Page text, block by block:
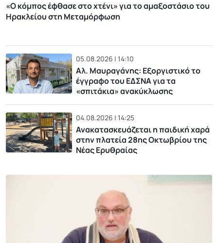
«Ο κόμπος έφθασε στο χτένι» για το αμαξοστάσιο του
Ηρακλείου στη Μεταμόρφωση
05.08.2026 | 14:10
Αλ. Μαυραγάνης: Εξοργιστικό το
έγγραφο του ΕΔΣΝΑ για τα
«σπιτάκια» ανακύκλωσης
04.08.2026 | 14:25
Ανακατασκευάζεται η παιδική χαρά
στην πλατεία 28ης Οκτωβρίου της
Νέας Ερυθραίας